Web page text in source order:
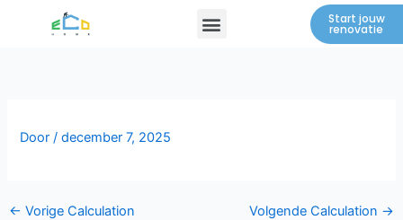
Menu Start jouw
renovatie
Door/december 7, 2025
← Vorige Calculation Volgende Calculation →